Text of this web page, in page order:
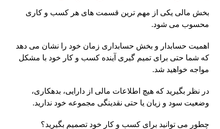
بخش مالی یکی از مهم ترین قسمت های هر کسب و کاری
محسوب می شود.
اهمیت حسابدار و بخش حسابداری زمان خود را نشان می دهد
که شما حتی برای تمیم گیری آینده کسب و کار خود با مشکل
مواجه خواهید شد.
در نظر بگیرید که هیچ اطلاعات مالی از دارایی، بدهکاری،
وضعیت سود و زیان یا حتی نقدینگی مجموعه خود ندارید.
چطور می توانید برای کسب و کار خود تصمیم بگیرید؟